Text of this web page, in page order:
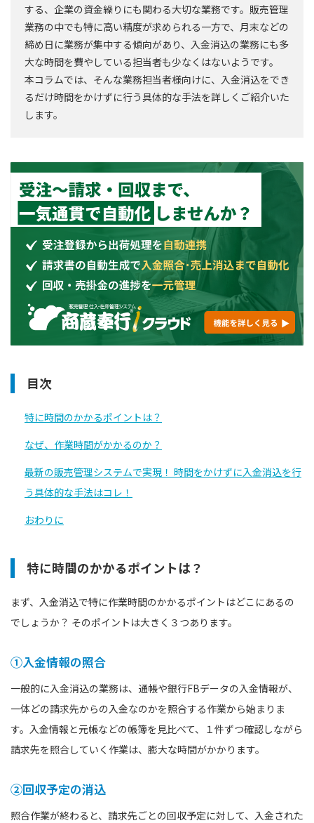
する、企業の資金繰りにも関わる大切な業務です。販売管理
業務の中でも特に高い精度が求められる一方で、月末などの
締め日に業務が集中する傾向があり、入金消込の業務にも多
大な時間を費やしている担当者も少なくはないようです。
本コラムでは、そんな業務担当者様向けに、入金消込をでき
るだけ時間をかけずに行う具体的な手法を詳しくご紹介いた
します。
目次
特に時間のかかるポイントは？
なぜ、作業時間がかかるのか？
最新の販売管理システムで実現！ 時間をかけずに入金消込を行
う具体的な手法はコレ！
おわりに
特に時間のかかるポイントは？
まず、入金消込で特に作業時間のかかるポイントはどこにあるの
でしょうか？ そのポイントは大きく３つあります。
①入金情報の照合
一般的に入金消込の業務は、通帳や銀行FBデータの入金情報が、
一体どの請求先からの入金なのかを照合する作業から始まりま
す。入金情報と元帳などの帳簿を見比べて、１件ずつ確認しながら
請求先を照合していく作業は、膨大な時間がかかります。
②回収予定の消込
照合作業が終わると、請求先ごとの回収予定に対して、入金された